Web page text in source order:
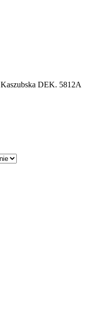
Kaszubska DEK. 5812A